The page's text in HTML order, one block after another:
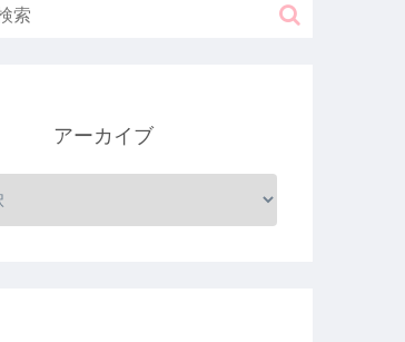
アーカイブ